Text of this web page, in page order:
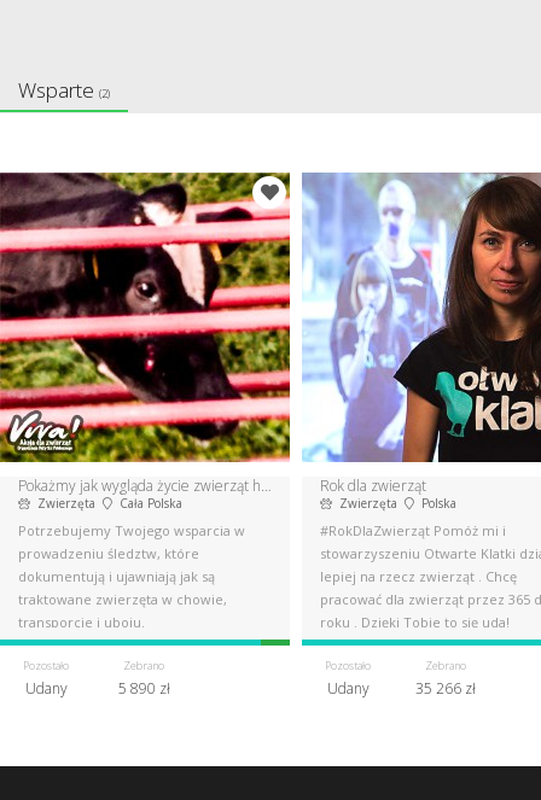
Wsparte (2)
Pokażmy jak wygląda życie zwierząt hodowanych na mięso.
Zwierzęta Cała Polska
Potrzebujemy Twojego wsparcia w
prowadzeniu śledztw, które
dokumentują i ujawniają jak są
traktowane zwierzęta w chowie,
transporcie i uboju.
Pozostało
Udany
Zebrano
5 890 zł
Rok dla zwierząt
Zwierzęta Polska
#RokDlaZwierząt Pomóż mi i
stowarzyszeniu Otwarte Klatki
lepiej na rzecz zwierząt . Chcę
pracować dla zwierząt przez 365
roku . Dzięki Tobie to się uda!
Pozostało
Udany
Zebrano
35 266 zł